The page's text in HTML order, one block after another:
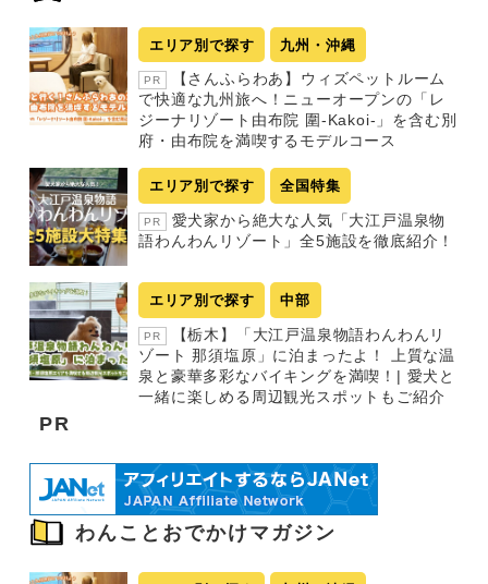
エリア別で探す 九州・沖縄
PR
【さんふらわあ】ウィズペットルーム
で快適な九州旅へ！ニューオープンの「レ
ジーナリゾート由布院 圍-Kakoi-」を含む別
府・由布院を満喫するモデルコース
エリア別で探す 全国特集
PR
愛犬家から絶大な人気「大江戸温泉物
語わんわんリゾート」全5施設を徹底紹介！
エリア別で探す 中部
PR
【栃木】「大江戸温泉物語わんわんリ
ゾート 那須塩原」に泊まったよ！ 上質な温
泉と豪華多彩なバイキングを満喫！| 愛犬と
一緒に楽しめる周辺観光スポットもご紹介
PR
わんことおでかけマガジン